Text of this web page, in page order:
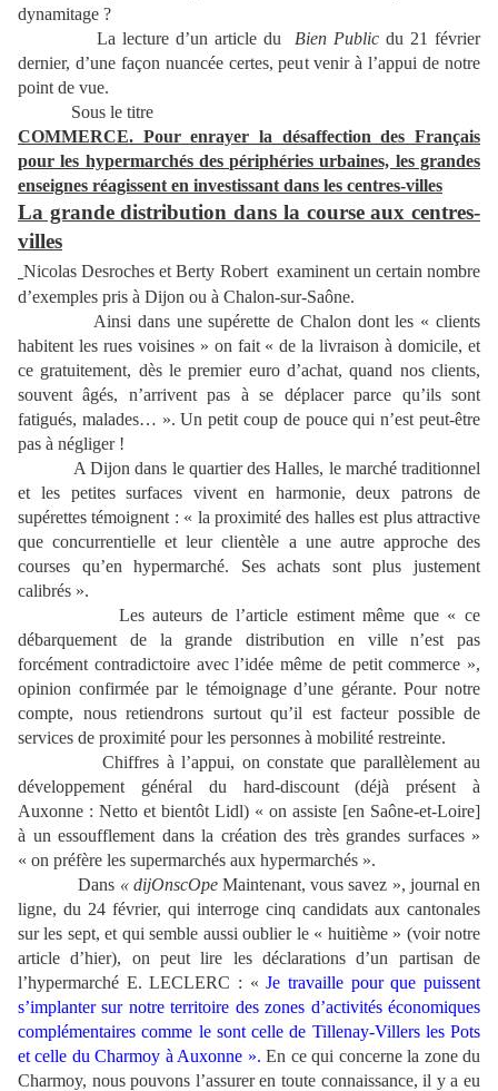
dynamitage ?
La lecture d’un article du Bien Public du 21 février
dernier, d’une façon nuancée certes, peut venir à l’appui de notre
point de vue.
Sous le titre
COMMERCE. Pour enrayer la désaffection des Français
pour les hypermarchés des périphéries urbaines, les grandes
enseignes réagissent en investissant dans les centres-villes
La grande distribution dans la course aux centres-
villes
Nicolas Desroches et Berty Robert examinent un certain nombre
d’exemples pris à Dijon ou à Chalon-sur-Saône.
Ainsi dans une supérette de Chalon dont les « clients
habitent les rues voisines » on fait « de la livraison à domicile, et
ce gratuitement, dès le premier euro d’achat, quand nos clients,
souvent âgés, n’arrivent pas à se déplacer parce qu’ils sont
fatigués, malades… ». Un petit coup de pouce qui n’est peut-être
pas à négliger !
A Dijon dans le quartier des Halles, le marché traditionnel
et les petites surfaces vivent en harmonie, deux patrons de
supérettes témoignent : « la proximité des halles est plus attractive
que concurrentielle et leur clientèle a une autre approche des
courses qu’en hypermarché. Ses achats sont plus justement
calibrés ».
Les auteurs de l’article estiment même que « ce
débarquement de la grande distribution en ville n’est pas
forcément contradictoire avec l’idée même de petit commerce »,
opinion confirmée par le témoignage d’une gérante. Pour notre
compte, nous retiendrons surtout qu’il est facteur possible de
services de proximité pour les personnes à mobilité restreinte.
Chiffres à l’appui, on constate que parallèlement au
développement général du hard-discount (déjà présent à
Auxonne : Netto et bientôt Lidl) « on assiste [en Saône-et-Loire]
à un essoufflement dans la création des très grandes surfaces »
« on préfère les supermarchés aux hypermarchés ».
Dans « dijOnscOpeMaintenant, vous savez », journal en
ligne, du 24 février, qui interroge cinq candidats aux cantonales
sur les sept, et qui semble aussi oublier le « huitième » (voir notre
article d’hier), on peut lire les déclarations d’un partisan de
l’hypermarché E. LECLERC : «Je travaille pour que puissent
s’implanter sur notre territoire des zones d’activités économiques
complémentaires comme le sont celle de Tillenay-Villers les Pots
et celle du Charmoy à Auxonne ». En ce qui concerne la zone du
Charmoy, nous pouvons l’assurer en toute connaissance, il y a eu